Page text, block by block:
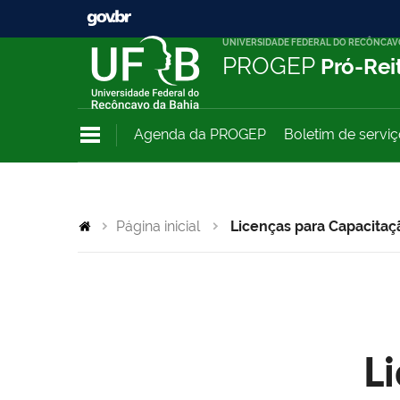
UNIVERSIDADE FEDERAL DO
PROGEP Pró-
Agenda da PROGEP Boletim de
Página inicial Licenças para